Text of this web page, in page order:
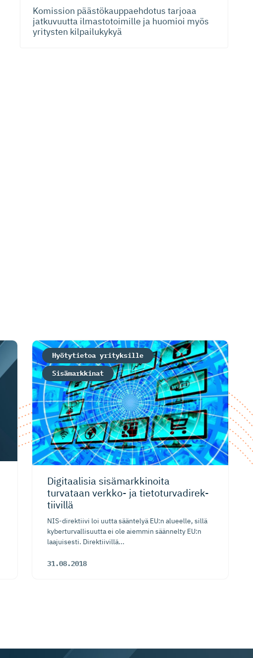
Komission päästökaup­paehdotus tarjoaa
jatkuvuutta ilmastotoimille ja huomioi myös
yritysten kilpailukykyä
Digitaalisia sisämarkkinoita
turvataan verkko- ja tietoturva­di­rek­
tiivillä
NIS-direktiivi loi uutta sääntelyä EU:n alueelle, sillä
kyberturvallisuutta ei ole aiemmin säännelty EU:n
laajuisesti. Direktiivillä...
31.08.2018
Hyötytietoa yrityksille
Sisämarkkinat